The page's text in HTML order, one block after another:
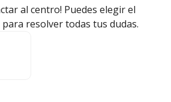
al centro! Puedes elegir el
resolver todas tus dudas.